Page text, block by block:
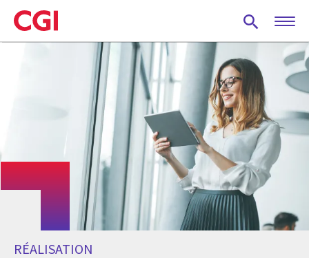
Skip
to
main
RÉALISATION